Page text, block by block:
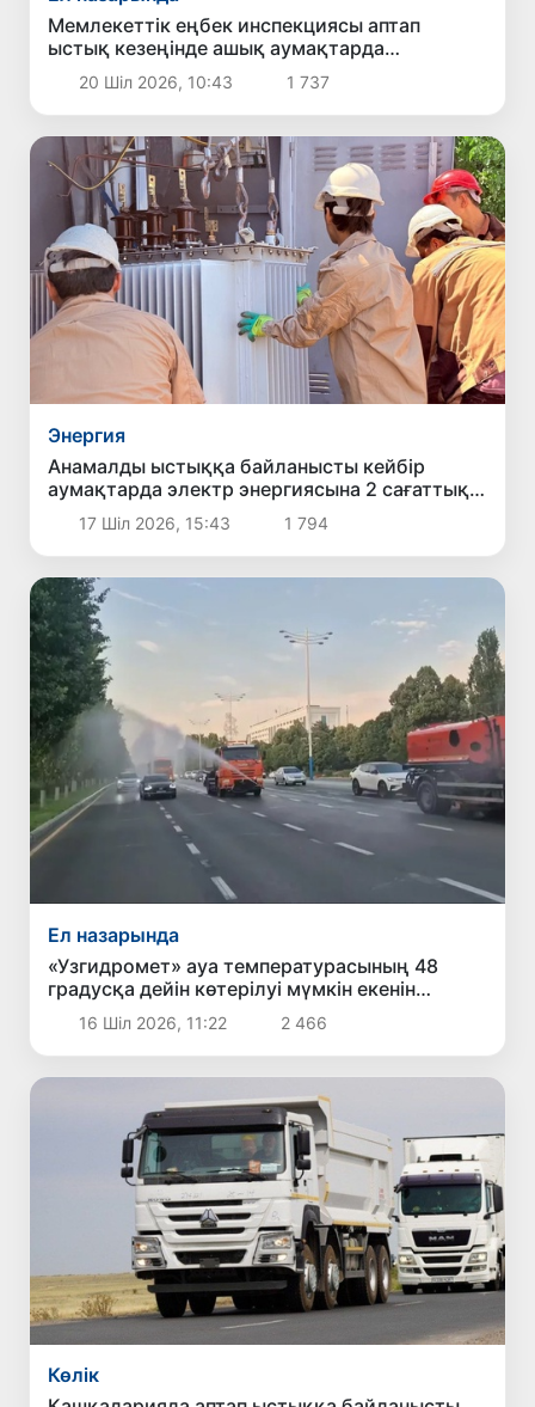
Мемлекеттік еңбек инспекциясы аптап
ыстық кезеңінде ашық аумақтарда
сенбіліктер мен ұжымдық жұмыстарды
ұйымдастырмауға шақырды
20 Шіл 2026, 10:43 1 737
Энергия
Анамалды ыстыққа байланысты кейбір
аумақтарда электр энергиясына 2 сағаттық
мәжбүрлі шектеу енгізілді
17 Шіл 2026, 15:43 1 794
Ел назарында
«Узгидромет» ауа температурасының 48
градусқа дейін көтерілуі мүмкін екенін
ескертті
16 Шіл 2026, 11:22 2 466
Көлік